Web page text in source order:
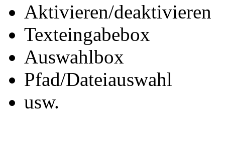
Aktivieren/deaktivieren
Texteingabebox
Auswahlbox
Pfad/Dateiauswahl
usw.